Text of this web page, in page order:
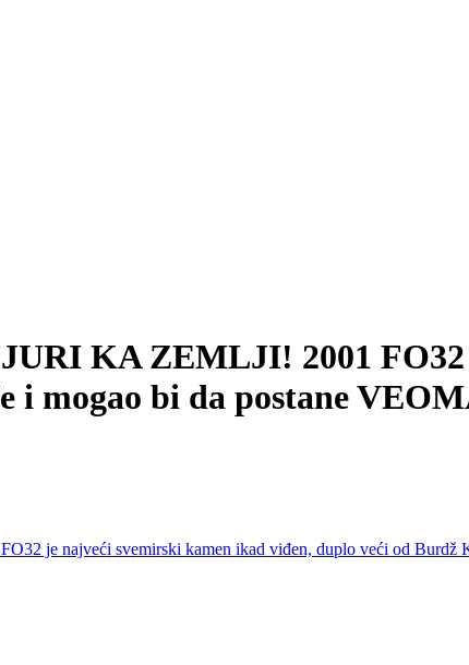
KA ZEMLJI! 2001
i mogao bi da postane